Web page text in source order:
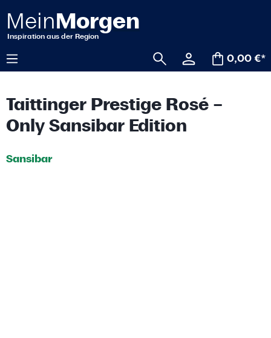
springen
0,00 €*
Taittinger Prestige Rosé –
Only Sansibar Edition
Sansibar